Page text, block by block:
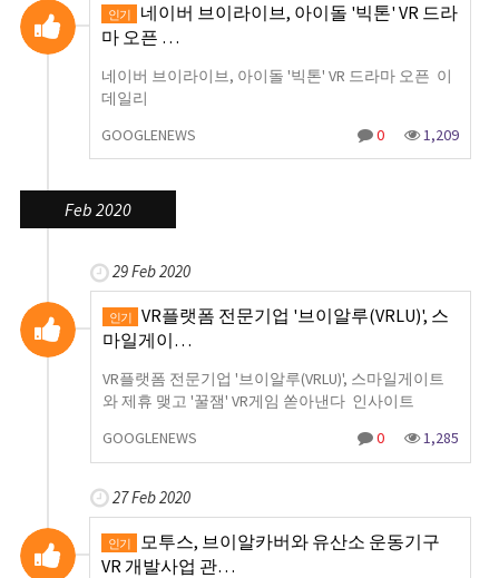
인기
네이버 브이라이브, 아이돌 '빅톤' VR 드라
마 오픈 …
네이버 브이라이브, 아이돌 '빅톤' VR 드라마 오픈 이
데일리
GOOGLENEWS
0 1,209
Feb 2020
29 Feb 2020
인기
VR플랫폼 전문기업 '브이알루(VRLU)', 스
마일게이…
VR플랫폼 전문기업 '브이알루(VRLU)', 스마일게이트
와 제휴 맺고 '꿀잼' VR게임 쏟아낸다 인사이트
GOOGLENEWS
0 1,285
27 Feb 2020
인기
모투스, 브이알카버와 유산소 운동기구
VR 개발사업 관…